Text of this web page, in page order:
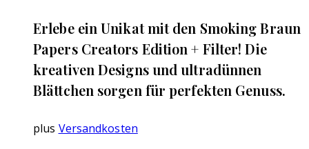
Erlebe ein Unikat mit den Smoking Braun
Papers Creators Edition + Filter! Die
kreativen Designs und ultradünnen
Blättchen sorgen für perfekten Genuss.
plus Versandkosten